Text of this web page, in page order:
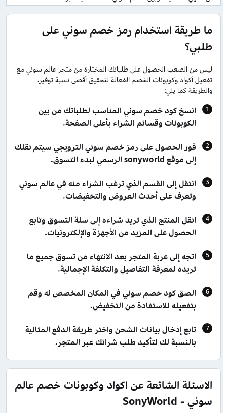
ما طريقة استخدام رمز خصم سوني على
طلبي؟
ليس من الصعب الحصول على طلباتك المختارة من متجر عالم سوني مع
تفعيل أكواد وكوبونات الخصم الفعالة لتحقيق أقصى نسبة توفير،
والطريقة كما يلي:
انسخ كود خصم سوني المناسب لطلباتك من بين
الكوبونات وقسائم الشراء بأعلى الصفحة.
فور الحصول على رمز خصم سوني الترويجي سيتم نقلك
إلى موقع sonyworld الرسمي لبدء التسوق.
انتقل إلى القسم الذي ترغب الشراء منه في عالم سوني
وتعرف على أحدث العروض والتخفيضات.
انقل المنتج الذي تريد شراءه إلى سلة التسوق وتابع
الحصول على المزيد من الأجهزة والإلكترونيات.
اتجه إلى عربة المتجر بعد الانتهاء من تسوق جميع ما
تريده لمعرفة التفاصيل والتكلفة الإجمالية.
الصق كود خصم سوني في المكان المخصص له وقم
بتفعيله للاستفادة من التخفيض.
تابع إدخال بيانات الشحن واختر طريقة الدفع المثالية
بالنسبة لك لتأكيد طلب شرائك عبر المتجر.
الاسئلة الشائعة عن اكواد وكوبونات خصم عالم
سوني - SonyWorld